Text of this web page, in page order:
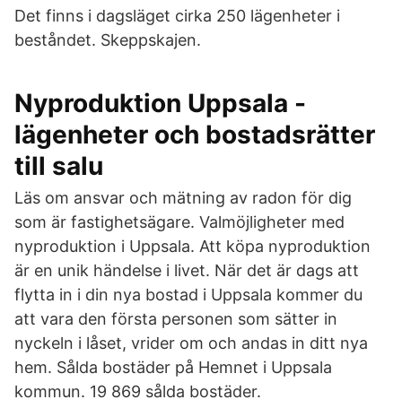
Det finns i dagsläget cirka 250 lägenheter i
beståndet. Skeppskajen.
Nyproduktion Uppsala -
lägenheter och bostadsrätter
till salu
Läs om ansvar och mätning av radon för dig
som är fastighetsägare. Valmöjligheter med
nyproduktion i Uppsala. Att köpa nyproduktion
är en unik händelse i livet. När det är dags att
flytta in i din nya bostad i Uppsala kommer du
att vara den första personen som sätter in
nyckeln i låset, vrider om och andas in ditt nya
hem. Sålda bostäder på Hemnet i Uppsala
kommun. 19 869 sålda bostäder.